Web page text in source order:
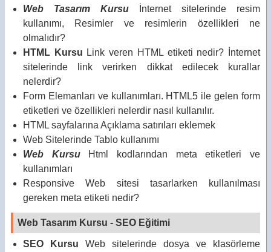
Web Tasarım Kursu
İnternet sitelerinde resim
kullanımı, Resimler ve resimlerin özellikleri ne
olmalıdır?
HTML Kursu Link veren HTML etiketi nedir? İnternet
sitelerinde link verirken dikkat edilecek kurallar
nelerdir?
Form Elemanları ve kullanımları. HTML5 ile gelen form
etiketleri ve özellikleri nelerdir nasıl kullanılır.
HTML sayfalarına Açıklama satırıları eklemek
Web Sitelerinde Tablo kullanımı
Web Kursu Html kodlarından meta etiketleri ve
kullanımları
Responsive Web sitesi tasarlarken kullanılması
gereken meta etiketi nedir?
Web Tasarım Kursu - SEO Eğitimi
SEO Kursu Web sitelerinde dosya ve klasörleme